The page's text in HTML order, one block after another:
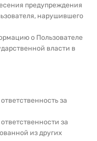
предупреждения
нарушившего
о Пользователе
власти в
за
за
из других